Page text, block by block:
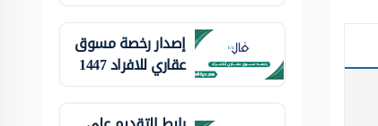
إصدار رخصة مسوق
عقاري للافراد 1447